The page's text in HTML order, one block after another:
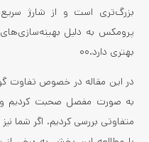
بهتری دارد.۰۰
به صورت مفصل صحبت کردیم و
متفاوتی بررسی کردیم. اگر شما